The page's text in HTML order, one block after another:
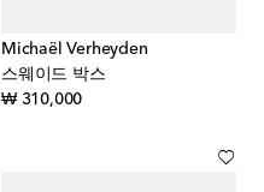
Michaël Verheyden
스웨이드 박스
₩ 310,000original price